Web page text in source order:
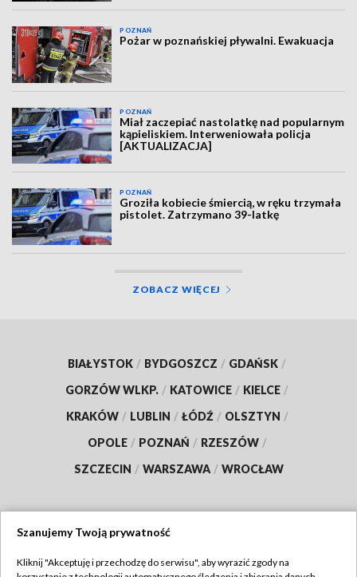
POZNAŃ
Pożar w poznańskiej pływalni. Ewakuacja
POZNAŃ
Miał zaczepiać nastolatkę nad popularnym
kąpieliskiem. Interweniowała policja
[AKTUALIZACJA]
POZNAŃ
Groziła kobiecie śmiercią, w ręku trzymała
pistolet. Zatrzymano 39-latkę
ZOBACZ WIĘCEJ
BIAŁYSTOK / BYDGOSZCZ / GDAŃSK /
GORZÓW WLKP. / KATOWICE / KIELCE /
KRAKÓW / LUBLIN / ŁÓDŹ / OLSZTYN /
OPOLE / POZNAŃ / RZESZÓW /
SZCZECIN / WARSZAWA / WROCŁAW
Szanujemy Twoją prywatność
Kliknij "Akceptuję i przechodzę do serwisu", aby wyrazić zgody na